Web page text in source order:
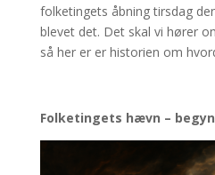
folketingets åbning tirsdag
blevet det. Det skal vi hører
så her er er historien om
Folketingets hævn –